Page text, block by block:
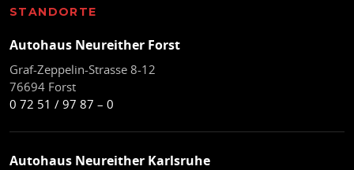
STANDORTE
Autohaus Neureither Forst
Graf-Zeppelin-Strasse 8-12
76694 Forst
0 72 51 / 97 87 – 0
Autohaus Neureither Karlsruhe